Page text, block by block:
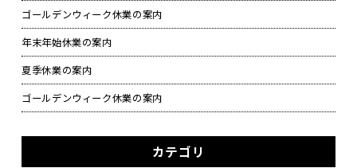
ゴールデンウィーク休業の案内
年末年始休業の案内
夏季休業の案内
ゴールデンウィーク休業の案内
カテゴリ